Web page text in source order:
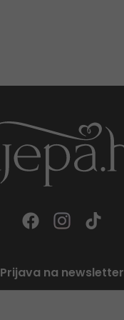
Prijava na newsletter